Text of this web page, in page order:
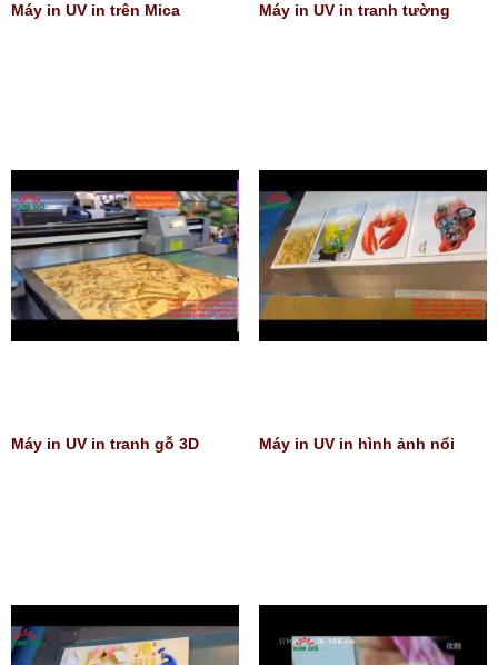
Máy in UV in trên Mica Máy in UV in tranh tường
Máy in UV in tranh gỗ 3D Máy in UV in hình ảnh nổi